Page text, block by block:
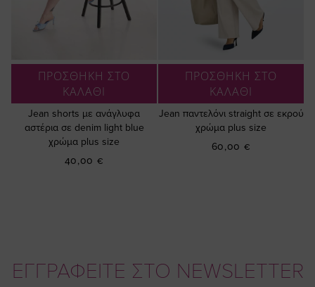
ΠΡΟΣΘΗΚΗ ΣΤΟ
ΚΑΛΑΘΙ
Jean shorts με ανάγλυφα
αστέρια σε denim light blue
χρώμα plus size
40,00 €
ΠΡΟΣΘΗΚΗ ΣΤΟ
ΚΑΛΑΘΙ
Jean παντελόνι straight σε εκρού
χρώμα plus size
60,00 €
ΕΓΓΡΑΦΕΙΤΕ ΣΤΟ NEWSLETTER